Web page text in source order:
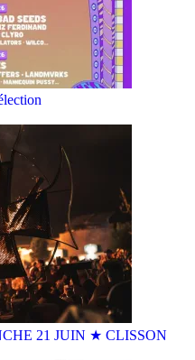
21 JUIN ★ CLISSON